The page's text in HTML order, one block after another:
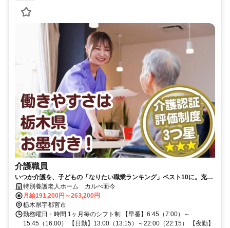
介護職員
いつか介護を、子どもの「なりたい職業ランキング」ベスト10に。充実
の研修でキャリアアップを後押し！
特別養護老人ホーム カルぺ而今
月給191,200円～263,200円
栃木県宇都宮市
勤務曜日・時間 1ヶ月毎のシフト制 【早番】6:45（7:00）～
15:45（16:00） 【日勤】13:00（13:15）～22:00（22:15） 【夜勤】